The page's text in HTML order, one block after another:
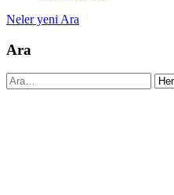
Neler yeni Ara
Ara